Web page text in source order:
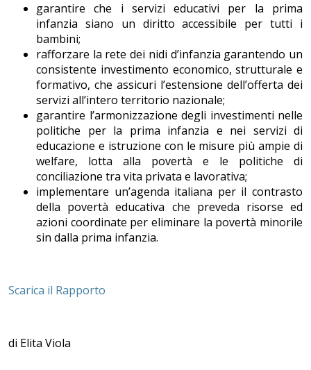
garantire che i servizi educativi per la prima
infanzia siano un diritto accessibile per tutti i
bambini;
rafforzare la rete dei nidi d’infanzia garantendo un
consistente investimento economico, strutturale e
formativo, che assicuri l’estensione dell’offerta dei
servizi all’intero territorio nazionale;
garantire l’armonizzazione degli investimenti nelle
politiche per la prima infanzia e nei servizi di
educazione e istruzione con le misure più ampie di
welfare, lotta alla povertà e le politiche di
conciliazione tra vita privata e lavorativa;
implementare un’agenda italiana per il contrasto
della povertà educativa che preveda risorse ed
azioni coordinate per eliminare la povertà minorile
sin dalla prima infanzia.
Scarica il Rapporto
di Elita Viola